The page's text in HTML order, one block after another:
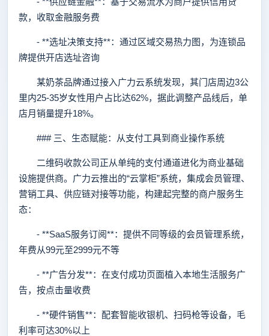
款，收取金融服务费
- **选址决策支持**：通过区域交易热力图，为连锁品
牌提供开店选址咨询
某奶茶品牌通过接入广力云系统发现，其门店周边3公
里内25-35岁女性用户占比达62%，据此调整产品线后，单
店月销量提升18%。
### 三、生态赋能：从支付工具到商业操作系统
二维码收款公司正从单纯的支付通道进化为商业基础
设施提供商。广力云推出的“云掌柜”系统，集成会员管理、
营销工具、供应链对接等功能，构建起完整的商户服务生
态：
- **SaaS服务订阅**：提供不同等级的会员管理系统，
年费从99元至2999元不等
- **广告分发**：在支付成功页面植入本地生活服务广
告，按点击量收费
- **硬件销售**：配套智能收银机、扫码枪等设备，毛
利率可达30%以上